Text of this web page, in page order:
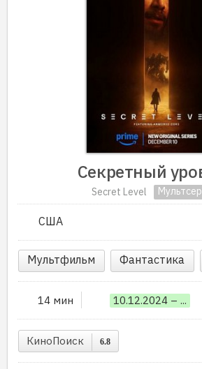
Секретный
Secret Level
США
Мультфильм Фантастика
14 мин 10.12.2024 – ...
КиноПоиск 6.8